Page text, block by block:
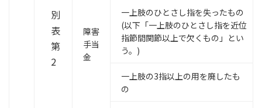
別
表
第
2
障害
手当
金
一上肢のひとさし指を失ったもの
(以下「一上肢のひとさし指を近位
指節間関節以上で欠くもの」とい
う。)
一上肢の3指以上の用を廃したも
の